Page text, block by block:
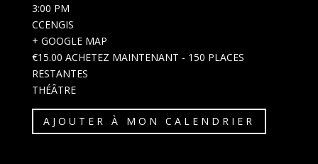
3:00 PM
CCENGIS
+ GOOGLE MAP
€15.00 ACHETEZ MAINTENANT - 150 PLACES
RESTANTES
THÉÂTRE
AJOUTER À MON CALENDRIER